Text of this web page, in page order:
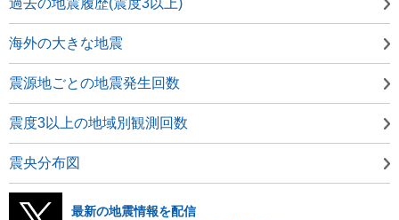
過去の地震履歴(震度3以上)
海外の大きな地震
震源地ごとの地震発生回数
震度3以上の地域別観測回数
震央分布図
最新の地震情報を配信